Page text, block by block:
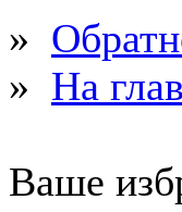
»
» На
Ваше